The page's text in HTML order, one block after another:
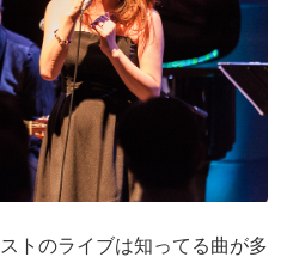
トのライブは知ってる曲が多